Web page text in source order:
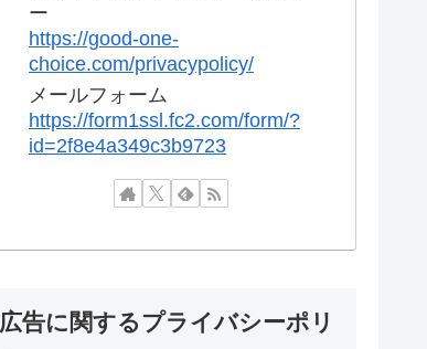
ー
https://good-one-
choice.com/privacypolicy/
メールフォーム
https://form1ssl.fc2.com/form/?
id=2f8e4a349c3b9723
広告に関するプライバシーポリ